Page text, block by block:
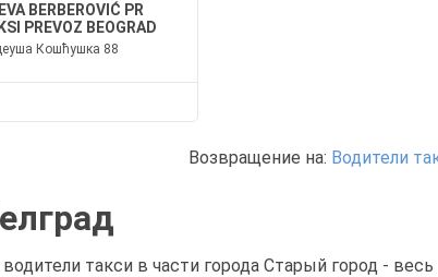
BERBEROVIĆ PR
PREVOZ BEOGRAD
Кошћушка 88
Возвращение на: Водители
такси в части города Старый город - весь